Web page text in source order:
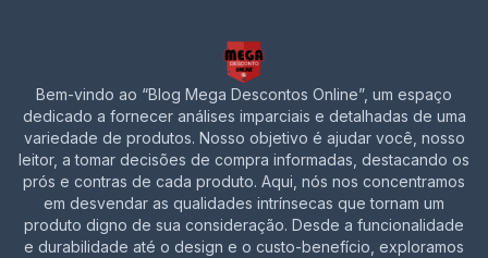
Bem-vindo ao “Blog Mega Descontos Online”, um espaço
dedicado a fornecer análises imparciais e detalhadas de uma
variedade de produtos. Nosso objetivo é ajudar você, nosso
leitor, a tomar decisões de compra informadas, destacando os
prós e contras de cada produto. Aqui, nós nos concentramos
em desvendar as qualidades intrínsecas que tornam um
produto digno de sua consideração. Desde a funcionalidade
e durabilidade até o design e o custo-benefício, exploramos